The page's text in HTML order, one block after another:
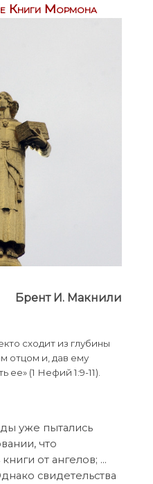
Книги Мормона
Брент И. Макнили
сходит из глубины
отцом и, дав ему
ее» (1 Нефий 1:9-11).
уже пытались
что
от ангелов; …
свидетельства